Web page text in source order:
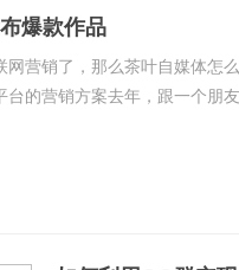
爆款作品
营销了，那么茶叶自媒体怎
的营销方案去年，跟一个朋
的实体行业，不管是企业还